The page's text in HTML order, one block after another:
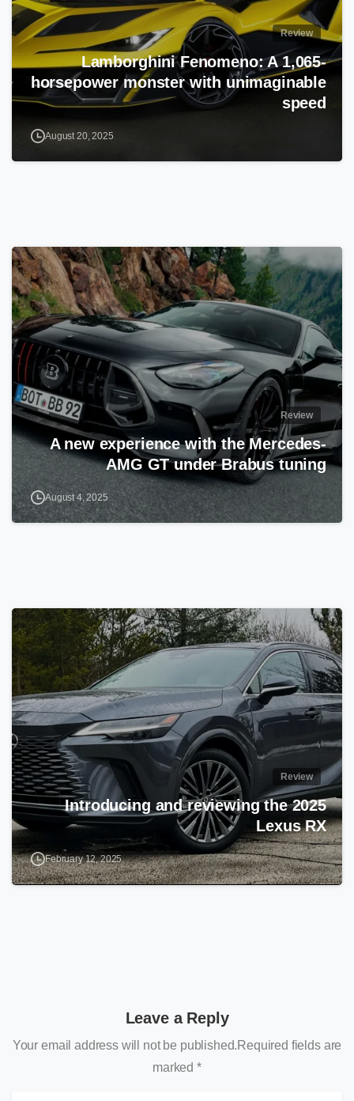
Review
Lamborghini Fenomeno: A 1,065-
horsepower monster with unimaginable
speed
August 20, 2025
Review
A new experience with the Mercedes-
AMG GT under Brabus tuning
August 4, 2025
Review
Introducing and reviewing the 2025
Lexus RX
February 12, 2025
Leave a Reply
Your email address will not be published.Required fields are
marked *